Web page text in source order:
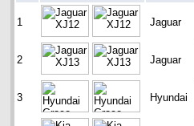
1 Jaguar
2 Jaguar
3 Hyundai